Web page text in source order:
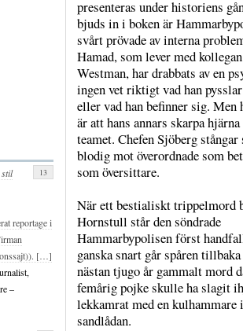
presenteras under historiens
bjuds in i boken är
svårt prövade av interna
Hamad, som lever med kollegan
Westman, har drabbats av en
ingen vet riktigt vad han
eller vad han befinner sig.
är att hans annars skarpa hjärna
teamet. Chefen Sjöberg stångar
blodig mot överordnade som
som översittare.
När ett bestialiskt trippelmord
Hornstull står den söndrade
Hammarbypolisen först
ganska snart går spåren
nästan tjugo år gammalt mord
femårig pojke skulle ha slagit
lekkamrat med en kulhammare i
sandlådan.
stil
reportage i
[…]
–
13